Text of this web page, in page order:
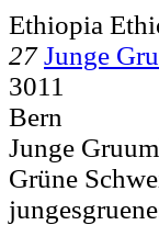
Ethiopia
27 Junge
3011
Bern
Junge
Grüne